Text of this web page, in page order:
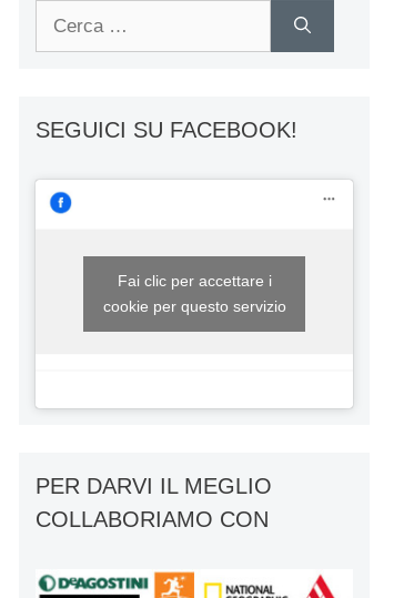
SEGUICI SU FACEBOOK!
Fai clic per accettare i
cookie per questo servizio
PER DARVI IL MEGLIO
COLLABORIAMO CON